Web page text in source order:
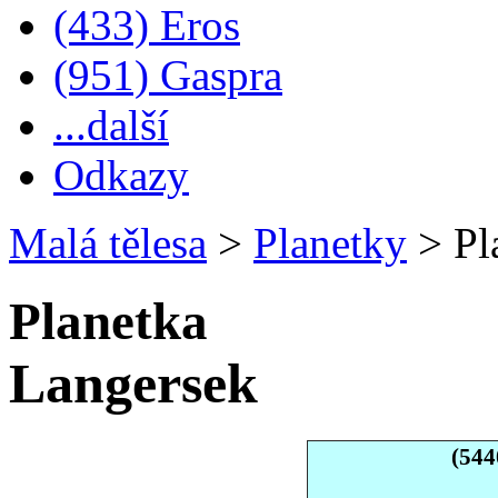
(433) Eros
(951) Gaspra
...další
Odkazy
Malá tělesa > Planetky >
Planetka
Langersek